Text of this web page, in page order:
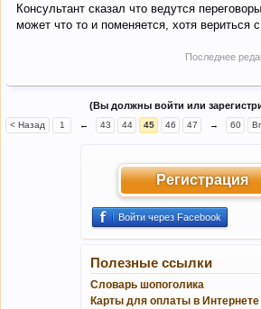
Консультант сказал что ведутся
может что то и поменяется, хотя вериться с
Последнее
(Вы должны войти или
< Назад 1 ← 43 44 45 46 47 → 60
Регистрация
Войти через Facebook
Полезные ссылки
Словарь шопоголика
Карты для оплаты в Интернете